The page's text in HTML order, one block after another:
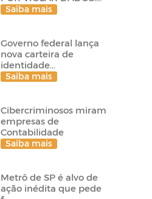
Saiba mais
Governo federal lança
nova carteira de
identidade...
Saiba mais
Cibercriminosos miram
empresas de
Contabilidade
Saiba mais
Metrô de SP é alvo de
ação inédita que pede